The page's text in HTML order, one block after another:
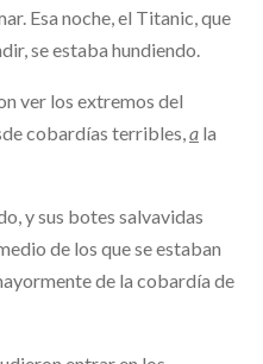
Esa noche, el Titanic, que
se estaba hundiendo.
ver los extremos del
cobardías terribles,ala
y sus botes salvavidas
de los que se estaban
de la cobardía de